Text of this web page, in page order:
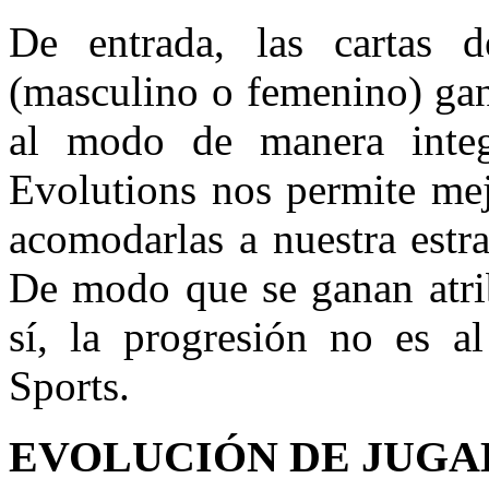
De entrada, las cartas
(masculino o femenino)
al modo de manera
Evolutions nos permite
acomodarlas a nuestra
De modo que se ganan
sí, la progresión no es
Sports.
EVOLUCIÓN DE